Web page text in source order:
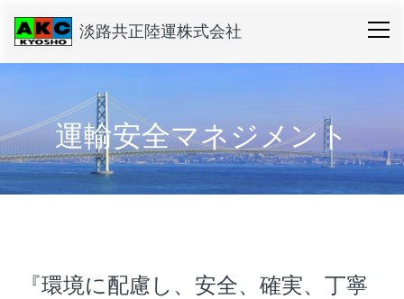
淡路共正陸運株式会社
運輸安全マネジメント
『環境に配慮し、安全、確実、丁寧